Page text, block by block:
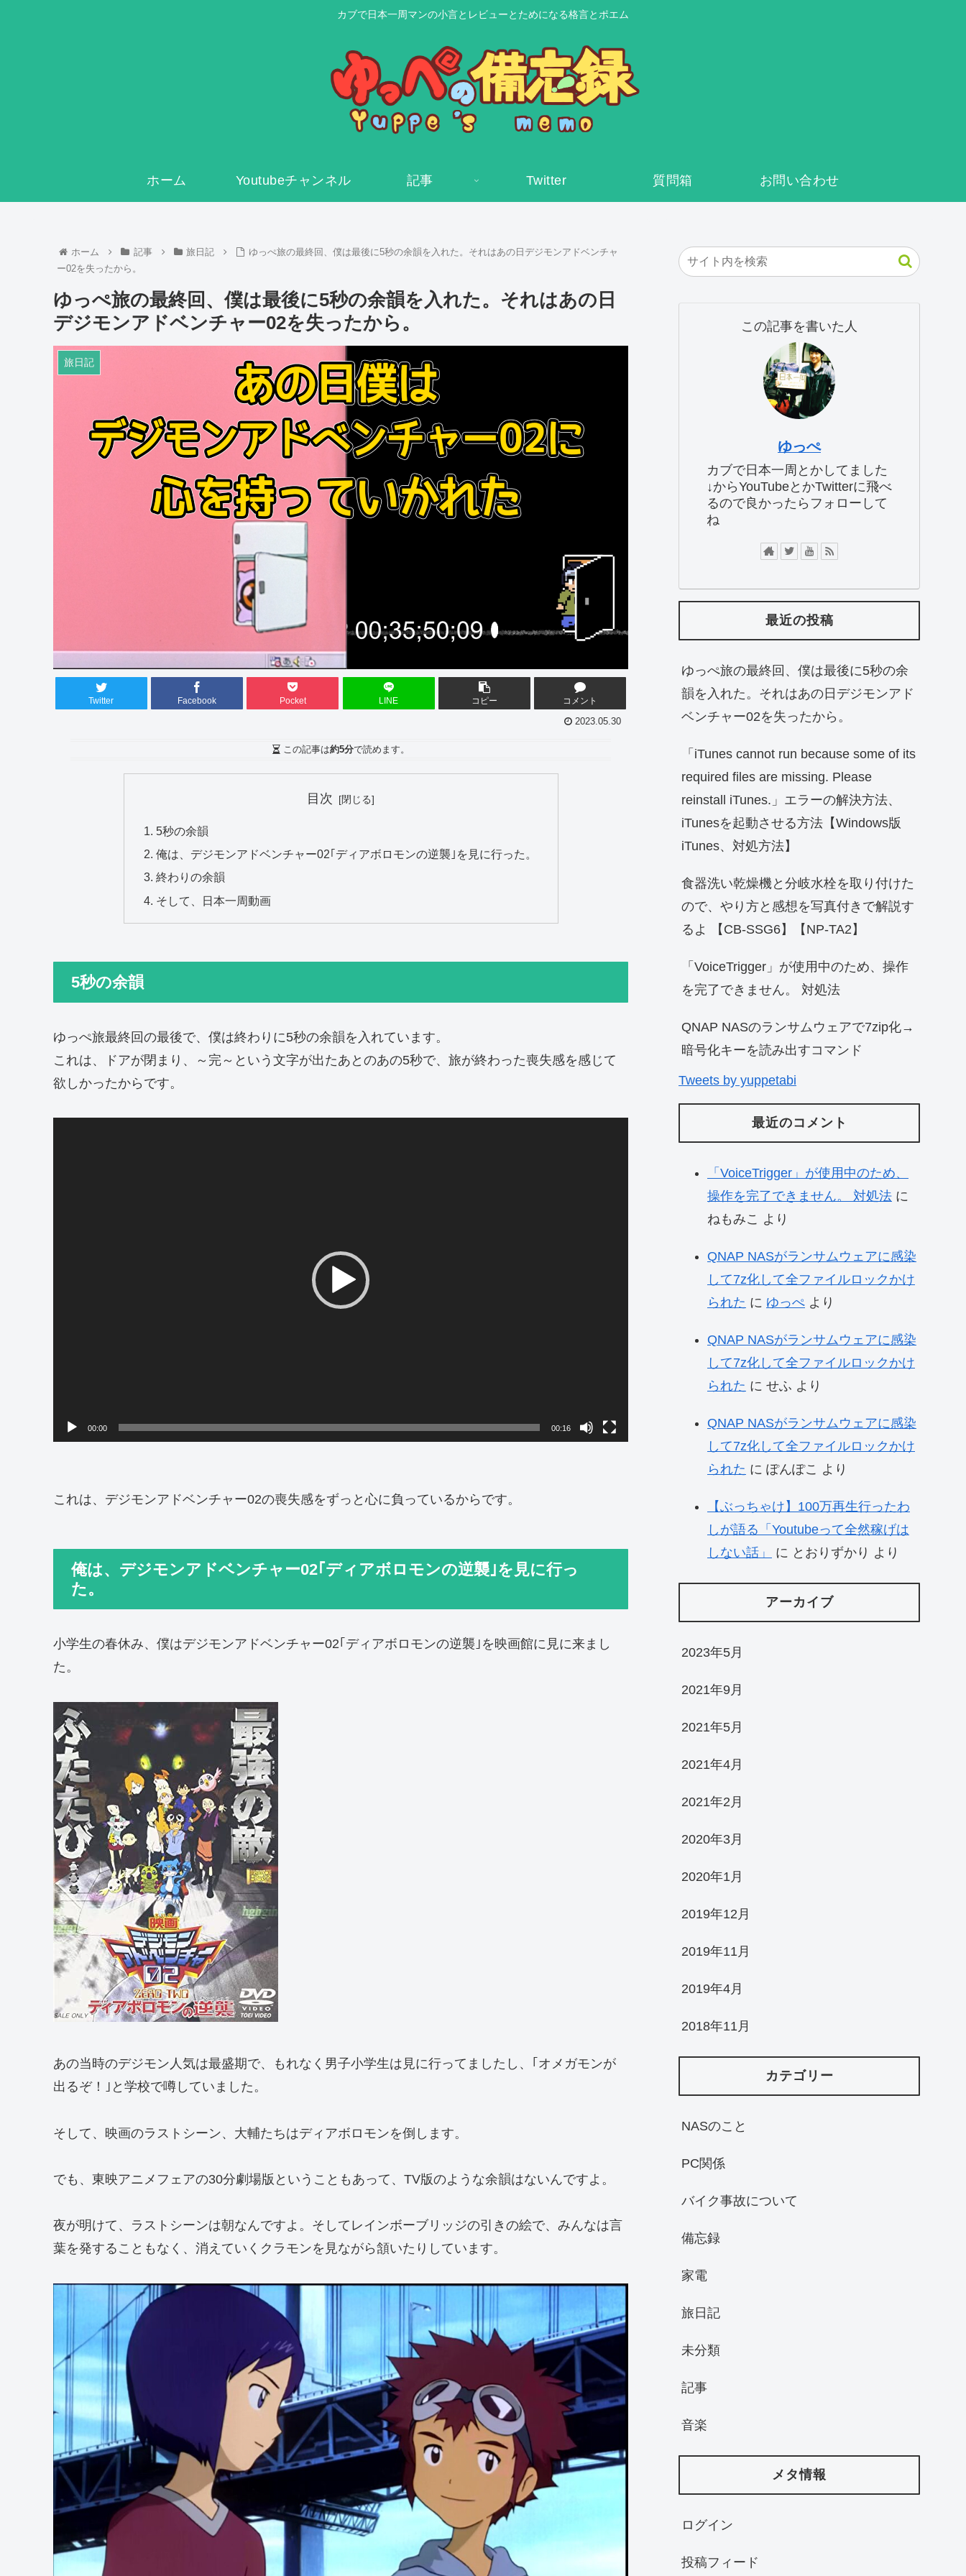
カブで日本一周マンの小言とレビューとためになる格言とポエム
ホーム Youtubeチャンネル 記事 Twitter 質問箱 お問い合わせ
ホーム 記事 旅日記
ゆっぺ旅の最終回、僕は最後に5秒の余韻を入れた。それはあの日デジモンアドベンチャ
ー02を失ったから。
ゆっぺ旅の最終回、僕は最後に5秒の余韻を入れた。それはあの日
デジモンアドベンチャー02を失ったから。
旅日記
Twitter Facebook Pocket LINE コピー コメント
2023.05.30
この記事は約5分で読めます。
目次
5秒の余韻
俺は、デジモンアドベンチャー02｢ディアボロモンの逆襲｣を見に行った。
終わりの余韻
そして、日本一周動画
5秒の余韻
ゆっぺ旅最終回の最後で、僕は終わりに5秒の余韻を入れています。
これは、ドアが閉まり、～完～という文字が出たあとのあの5秒で、旅が終わった喪失感を感じて
欲しかったからです。
00:00 00:16
これは、デジモンアドベンチャー02の喪失感をずっと心に負っているからです。
俺は、デジモンアドベンチャー02｢ディアボロモンの逆襲｣を見に行っ
た。
小学生の春休み、僕はデジモンアドベンチャー02｢ディアボロモンの逆襲｣を映画館に見に来まし
た。
あの当時のデジモン人気は最盛期で、もれなく男子小学生は見に行ってましたし、｢オメガモンが
出るぞ！｣と学校で噂していました。
そして、映画のラストシーン、大輔たちはディアボロモンを倒します。
でも、東映アニメフェアの30分劇場版ということもあって、TV版のような余韻はないんですよ。
夜が明けて、ラストシーンは朝なんですよ。そしてレインボーブリッジの引きの絵で、みんなは言
葉を発することもなく、消えていくクラモンを見ながら頷いたりしています。
この記事を書いた人
ゆっぺ
カブで日本一周とかしてました
↓からYouTubeとかTwitterに飛べ
るので良かったらフォローして
ね
最近の投稿
ゆっぺ旅の最終回、僕は最後に5秒の余
韻を入れた。それはあの日デジモンアド
ベンチャー02を失ったから。
「iTunes cannot run because some of its
required files are missing. Please
reinstall iTunes.」エラーの解決方法、
iTunesを起動させる方法【Windows版
iTunes、対処方法】
食器洗い乾燥機と分岐水栓を取り付けた
ので、やり方と感想を写真付きで解説す
るよ 【CB-SSG6】【NP-TA2】
「VoiceTrigger」が使用中のため、操作
を完了できません。 対処法
QNAP NASのランサムウェアで7zip化→
暗号化キーを読み出すコマンド
Tweets by yuppetabi
最近のコメント
「VoiceTrigger」が使用中のため、
操作を完了できません。 対処法 に
ねもみこ より
QNAP NASがランサムウェアに感染
して7z化して全ファイルロックかけ
られた に ゆっぺ より
QNAP NASがランサムウェアに感染
して7z化して全ファイルロックかけ
られた に せふ より
QNAP NASがランサムウェアに感染
して7z化して全ファイルロックかけ
られた に ぽんぽこ より
【ぶっちゃけ】100万再生行ったわ
しが語る「Youtubeって全然稼げは
しない話」
に とおりずかり より
アーカイブ
2023年5月
2021年9月
2021年5月
2021年4月
2021年2月
2020年3月
2020年1月
2019年12月
2019年11月
2019年4月
2018年11月
カテゴリー
NASのこと
PC関係
バイク事故について
備忘録
家電
旅日記
未分類
記事
音楽
メタ情報
ログイン
投稿フィード